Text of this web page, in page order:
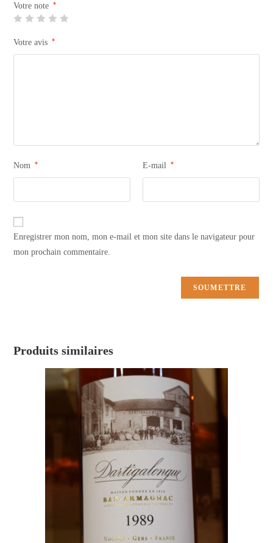
Votre note *
Votre avis *
Nom * E-mail *
Enregistrer mon nom, mon e-mail et mon site dans le navigateur pour
mon prochain commentaire.
Produits similaires